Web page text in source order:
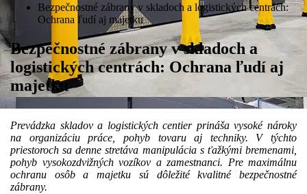
Bezpečnostné zábrany v skladoch a logistických centrách:
Ochrana ľudí aj majetku
Bezpečnostné zábrany v skladoch a
logistických centrách: Ochrana ľudí aj
majetku
Prevádzka skladov a logistických centier prináša vysoké nároky
na organizáciu práce, pohyb tovaru aj techniky. V týchto
priestoroch sa denne stretáva manipulácia s ťažkými bremenami,
pohyb vysokozdvižných vozíkov a zamestnanci. Pre maximálnu
ochranu osôb a majetku sú dôležité kvalitné bezpečnostné
zábrany.